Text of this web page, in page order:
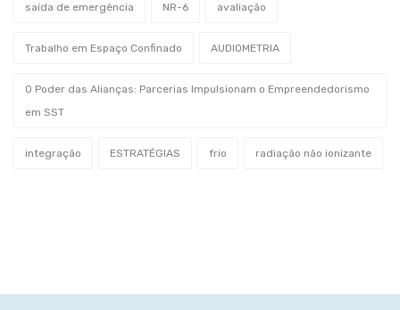
saída de emergência NR-6 avaliação
Trabalho em Espaço Confinado AUDIOMETRIA
O Poder das Alianças: Parcerias Impulsionam o Empreendedorismo
em SST
integração ESTRATÉGIAS frio radiação não ionizante